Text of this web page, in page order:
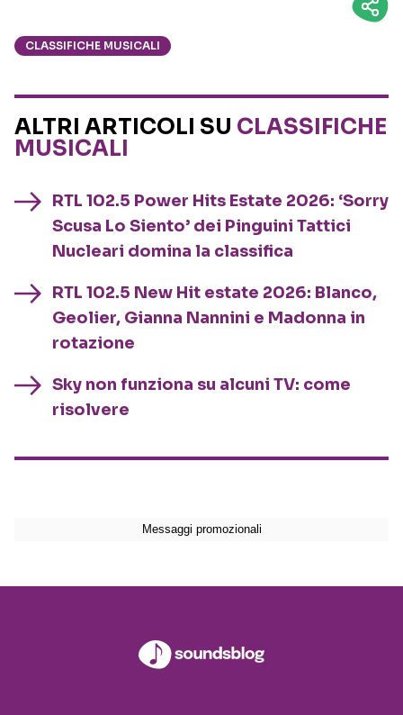
CLASSIFICHE MUSICALI
ALTRI ARTICOLI SU CLASSIFICHE
MUSICALI
RTL 102.5 Power Hits Estate 2026: ‘Sorry
Scusa Lo Siento’ dei Pinguini Tattici
Nucleari domina la classifica
RTL 102.5 New Hit estate 2026: Blanco,
Geolier, Gianna Nannini e Madonna in
rotazione
Sky non funziona su alcuni TV: come
risolvere